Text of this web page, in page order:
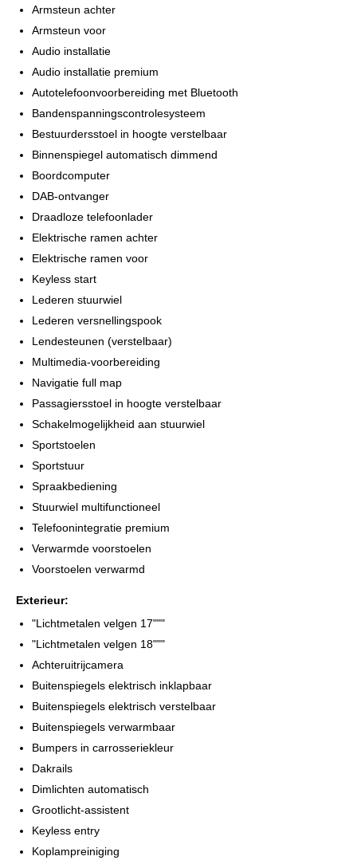
Armsteun achter
Armsteun voor
Audio installatie
Audio installatie premium
Autotelefoonvoorbereiding met Bluetooth
Bandenspanningscontrolesysteem
Bestuurdersstoel in hoogte verstelbaar
Binnenspiegel automatisch dimmend
Boordcomputer
DAB-ontvanger
Draadloze telefoonlader
Elektrische ramen achter
Elektrische ramen voor
Keyless start
Lederen stuurwiel
Lederen versnellingspook
Lendesteunen (verstelbaar)
Multimedia-voorbereiding
Navigatie full map
Passagiersstoel in hoogte verstelbaar
Schakelmogelijkheid aan stuurwiel
Sportstoelen
Sportstuur
Spraakbediening
Stuurwiel multifunctioneel
Telefoonintegratie premium
Verwarmde voorstoelen
Voorstoelen verwarmd
Exterieur:
"Lichtmetalen velgen 17"""
"Lichtmetalen velgen 18"""
Achteruitrijcamera
Buitenspiegels elektrisch inklapbaar
Buitenspiegels elektrisch verstelbaar
Buitenspiegels verwarmbaar
Bumpers in carrosseriekleur
Dakrails
Dimlichten automatisch
Grootlicht-assistent
Keyless entry
Koplampreiniging